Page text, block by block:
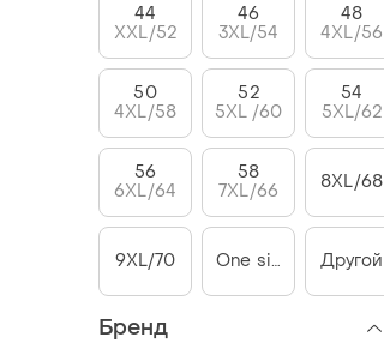
44
XXL/52
46
3XL/54
48
4XL/56
50
4XL/58
52
5XL /60
54
5XL/62
56
6XL/64
58
7XL/66
8XL/68
9XL/70 One size Другой
Бренд